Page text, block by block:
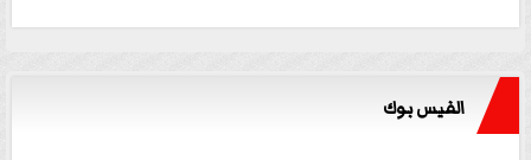
الفيس بوك